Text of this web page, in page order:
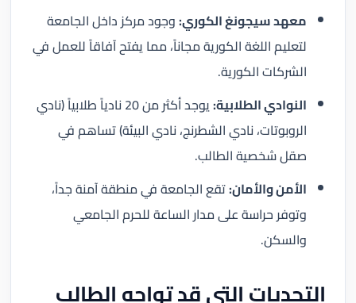
معهد سيجونغ الكوري:وجود مركز داخل الجامعة
لتعليم اللغة الكورية مجاناً، مما يفتح آفاقاً للعمل في
الشركات الكورية.
النوادي الطلابية:
يوجد أكثر من 20 نادياً طلابياً (نادي
الروبوتات، نادي الشطرنج، نادي البيئة) تساهم في
صقل شخصية الطالب.
الأمن والأمان:تقع الجامعة في منطقة آمنة جداً،
وتوفر حراسة على مدار الساعة للحرم الجامعي
والسكن.
التحديات التي قد تواجه الطالب